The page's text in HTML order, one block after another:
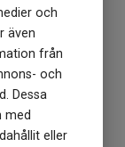
och
även
från
och
Dessa
med
eller